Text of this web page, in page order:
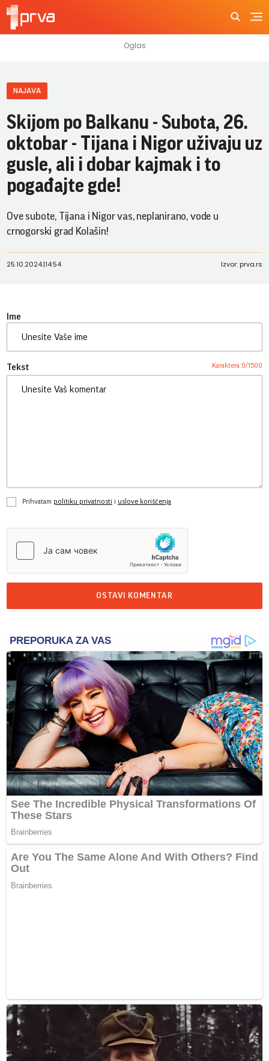
NAJAVA
Skijom po Balkanu - Subota, 26.
oktobar - Tijana i Nigor uživaju uz
gusle, ali i dobar kajmak i to
pogađajte gde!
Ove subote, Tijana i Nigor vas, neplanirano, vode u
crnogorski grad Kolašin!
25.10.2024.|14:54 Izvor: prva.rs
Ime
Tekst Karaktera:0/1500
Prihvatam politiku privatnosti i uslove korišćenja
OSTAVI KOMENTAR